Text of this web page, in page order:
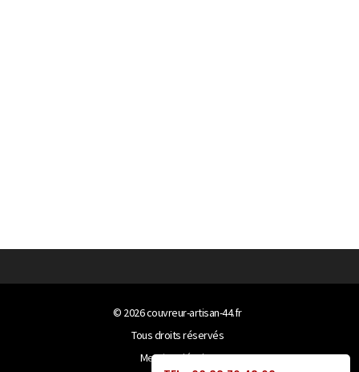
© 2026couvreur-artisan-44.fr
Tous droits réservés
Mentions légales